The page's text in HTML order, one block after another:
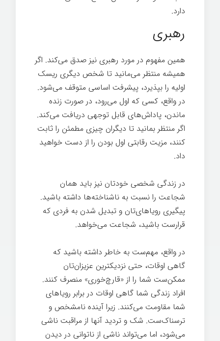
دارد.
رهبری
همین مفهوم در مورد رهبری نیز صدق می‌کند. اگر
همیشه منتظر می‌مانید تا شخص دیگری ریسک
اولیه را بپذیرد، پیشرفت اساسی متوقف می‌شود.
در واقع، کسی که اول می‌رود، در صورت زنده
ماندن، پاداش‌های قابل توجهی دریافت می‌کند.
اگر منتظر بمانید تا دیگران چیزی مطمئن را ثابت
کنند، مزیت رقابتی اول بودن را از دست خواهید
داد.
در زندگی شخصی خودتان نیز باید همان
شجاعت را نسبت به ناشناخته‌ها داشته باشید.
پیگیری رویاهای‌تان و تبدیل شدن به فردی که
قرارست باشید، شجاعت می‌خواهد.
در واقع، مهم‌ست به خاطر داشته باشید که
گاهی اوقات، حتی نزدیکترین عزیزان‌تان
ممکن‌ست شما را از «قارچ‌خوری» منصرف کنند.
افراد زندگی شما گاهی اوقات در برابر رویاهای
شما مقاومت می‌کنند. زیرا آینده نامشخص و
ترسناک‌ست. شک و تردید آنها از مراقبت ناشی
می‌شود، اما می‌تواند ناشی از ناتوانی در دیدن